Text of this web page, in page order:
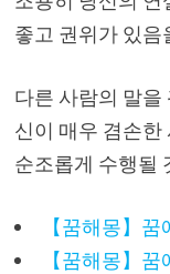
좋고 권위가 있음
다른 사람의 말
신이 매우 겸손한
순조롭게 수행될
【꿈해몽】
【꿈해몽】